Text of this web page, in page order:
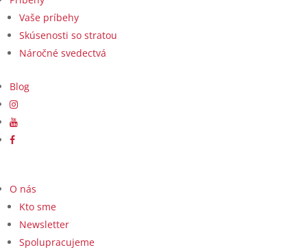
Vaše príbehy
Skúsenosti so stratou
Náročné svedectvá
Blog
O nás
Kto sme
Newsletter
Spolupracujeme